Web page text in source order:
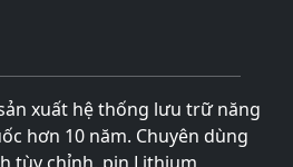
sản xuất hệ thống lưu trữ năng
hơn 10 năm. Chuyên dùng